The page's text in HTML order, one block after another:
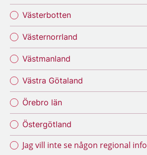
Västerbotten
Västernorrland
Västmanland
Västra Götaland
Örebro län
Östergötland
Jag vill inte se någon regional